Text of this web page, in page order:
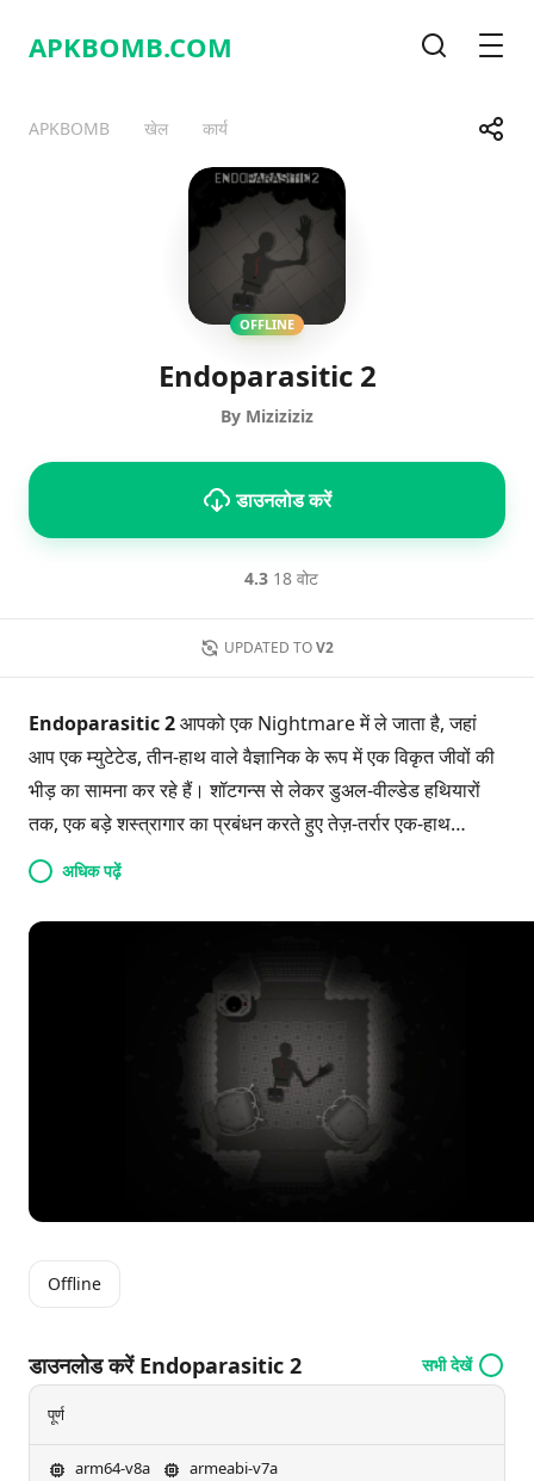
APKBOMB.COM
APKBOMB खेल कार्य साझा
Telegram
OFFLINE
Endoparasitic 2
By Miziziziz
डाउनलोड करें
4.3 18 वोट
UPDATED TO V2
Endoparasitic 2आपको एक Nightmare में ले जाता है, जहां
आप एक म्युटेटेड, तीन-हाथ वाले वैज्ञानिक के रूप में एक विकृत जीवों की
भीड़ का सामना कर रहे हैं। शॉटगन्स से लेकर डुअल-वील्डेड हथियारों
तक, एक बड़े शस्त्रागार का प्रबंधन करते हुए तेज़-तर्रार एक-हाथ
नियंत्रणों के बीच संतुलन बनाए रखें। क्रूर बेस-बिल्डिंग डिफेंस
मैकेनिक्स में शामिल हों, साथ ही एक जटिल तकनीकी पेड़ जो आपको
हमेशा चौकस रखता है। हर पल एक बेताब बचाव की लड़ाई है, जो पूर्ववर्ती
एपीकलिप्स को मात देने और अपनी विजय प्राप्त करने के लिए तैयार हैं?
इस एड्रेनालिन-फ्यूएल्ड अनुभव में कूदने का मौका न चूकें!
अधिक पढ़ें
Offline
डाउनलोड करें Endoparasitic 2 सभी देखें
पूर्ण
arm64-v8a armeabi-v7a